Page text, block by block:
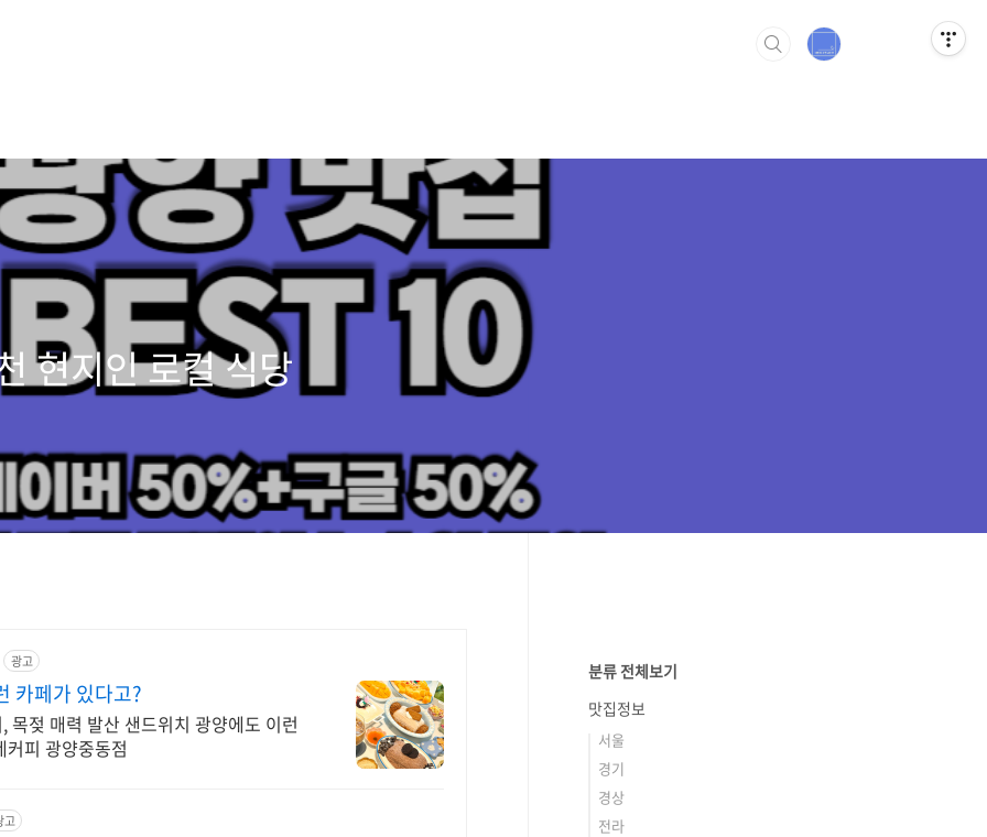
현지인 로컬 식당
광고
카페가 있다고?
젖 매력 발산 샌드위치 광양에도 이런
피 광양중동점
고
분류 전체보기
맛집정보
서울
경기
경상
전라